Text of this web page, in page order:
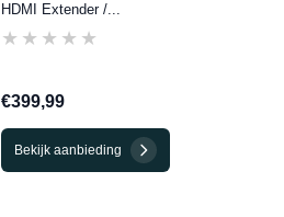
HDMI Extender /...
★★★★★
★★★★★
€399,99
Bekijk aanbieding